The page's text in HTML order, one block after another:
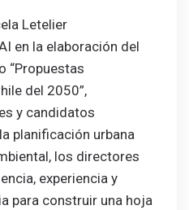
Letelier
en la elaboración del
“Propuestas
del 2050”,
y candidatos
planificación urbana
los directores
experiencia y
para construir una hoja